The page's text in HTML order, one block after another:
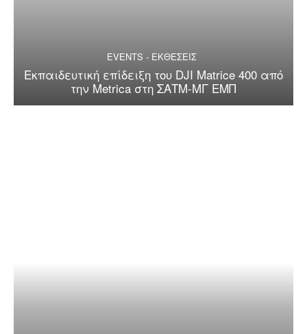
EVENTS - ΕΚΘΕΣΕΙΣ
Εκπαιδευτική επίδειξη του DJI Matrice 400 από
την Metrica στη ΣΑΤΜ-ΜΓ ΕΜΠ